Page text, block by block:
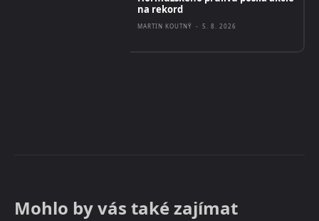
na rekord
MARTIN KOUTNÝ - 5. 8. 2026
Mohlo by vás také zajímat